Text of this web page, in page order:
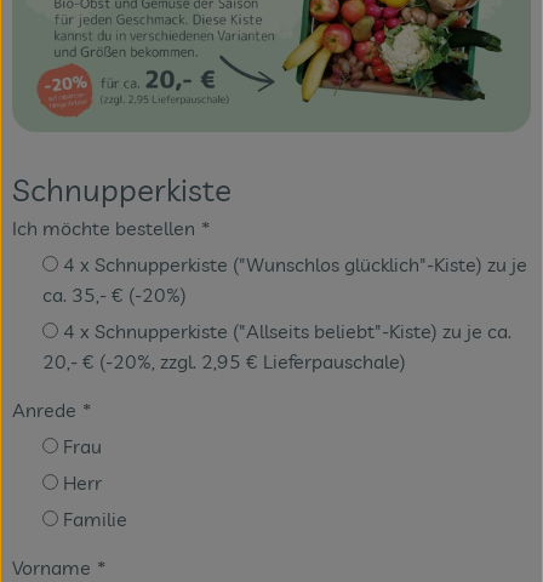
Veranstaltungen
Blog
Schnupperkiste
Ich möchte bestellen *
4 x Schnupperkiste ("Wunschlos glücklich"-Kiste) zu je
ca. 35,- € (-20%)
4 x Schnupperkiste ("Allseits beliebt"-Kiste) zu je ca.
20,- € (-20%, zzgl. 2,95 € Lieferpauschale)
Anrede *
Frau
Herr
Familie
Vorname *